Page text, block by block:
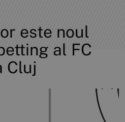
este noul
al FC
Cluj